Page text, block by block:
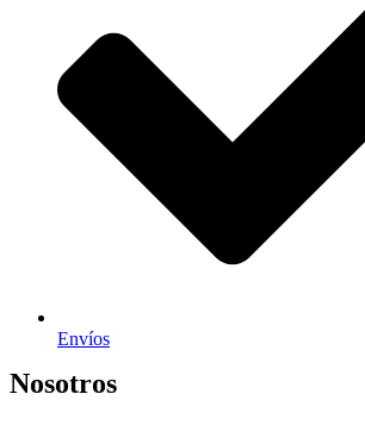
Envíos
Nosotros